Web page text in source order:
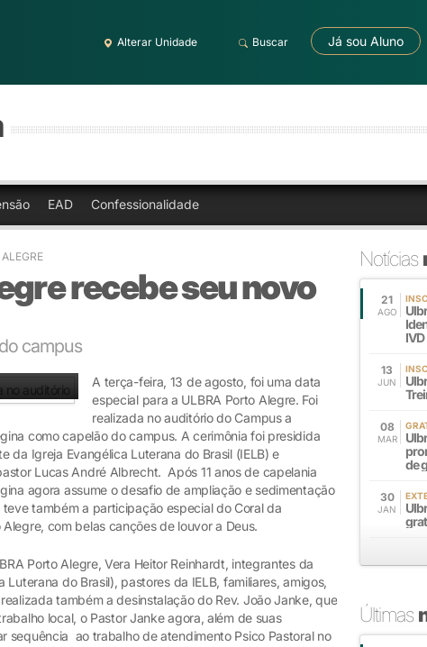
Alterar Unidade Buscar Já sou Aluno
EAD Confessionalidade
recebe seu novo
campus
A terça-feira, 13 de agosto, foi uma data
especial para a ULBRA Porto Alegre. Foi
realizada no auditório do Campus a
como capelão do campus. A cerimônia foi presidida
da Igreja Evangélica Luterana do Brasil (IELB) e
Lucas André Albrecht. Após 11 anos de capelania
agora assume o desafio de ampliação e sedimentação
também a participação especial do Coral da
com belas canções de louvor a Deus.
Porto Alegre, Vera Heitor Reinhardt, integrantes da
Luterana do Brasil), pastores da IELB, familiares, amigos,
também a desinstalação do Rev. João Janke, que
local, o Pastor Janke agora, além de suas
sequência ao trabalho de atendimento Psico Pastoral no
Notícias
21
AGO
IVD
13
JUN
08
MAR
de
30
JAN
Últimas